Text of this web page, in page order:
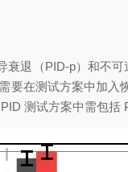
退（PID-p）和不
要在测试方案中加入
测试方案中需包括